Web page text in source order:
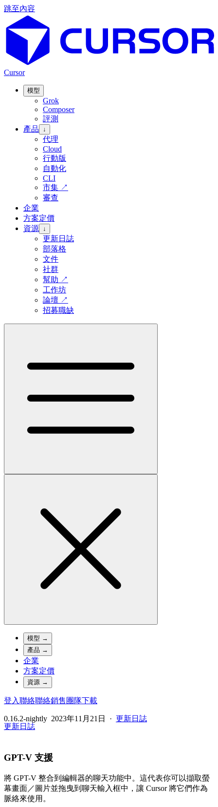
跳至內容
Cursor
模型
Grok
Composer
評測
產品
↓
代理
Cloud
行動版
自動化
CLI
市集 ↗
審查
企業
方案定價
資源 ↓
更新日誌
部落格
文件
社群
幫助 ↗
工作坊
論壇 ↗
招募職缺
模型 →
產品 →
企業
方案定價
資源 →
登入聯絡聯絡銷售團隊下載
0.16.2-nightly 2023年11月21日 · 更新日誌
更新日誌
GPT-V 支援
將 GPT-V 整合到編輯器的聊天功能中。這代表你可以擷取螢
幕畫面／圖片並拖曳到聊天輸入框中，讓 Cursor 將它們作為
脈絡來使用。